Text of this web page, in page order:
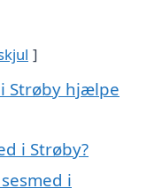
Strøby hjælpe
i Strøby?
i